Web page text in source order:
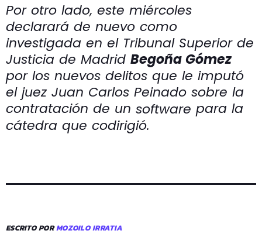
Por otro lado, este miércoles
declarará de nuevo como
investigada en el Tribunal Superior de
Justicia de Madrid Begoña Gómez
por los nuevos delitos que le imputó
el juez Juan Carlos Peinado sobre la
contratación de un software para la
cátedra que codirigió.
ESCRITO PORMOZOILO IRRATIA